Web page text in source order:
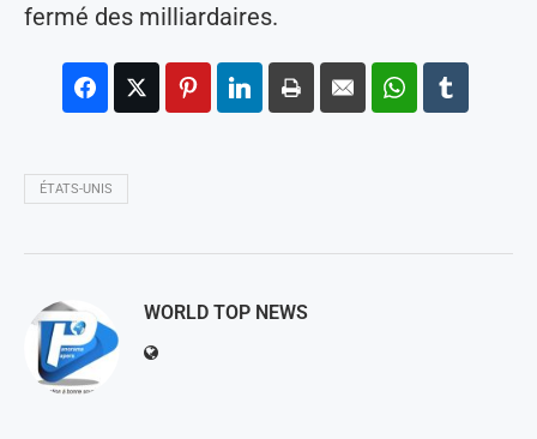
fermé des milliardaires.
ÉTATS-UNIS
WORLD TOP NEWS